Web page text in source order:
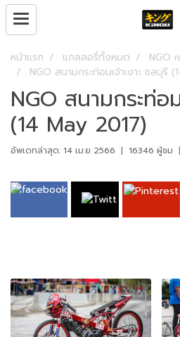
หน้าแรก แกลลอรี่ทั้งหมด
NGO
NGO สนามกระท่อมเจ้าเงาะ ชลบุรี
NGO สนามกระท่อ
(14 May 2017)
อัพเดทล่าสุด: 14 เม.ย 2566 | 16346 ผู้ชม |